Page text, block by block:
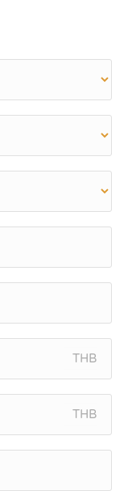
THB
THB